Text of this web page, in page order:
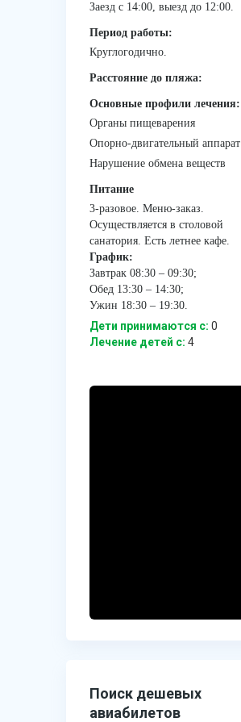
Заезд с 14:00, выезд до 12:00.
Период работы:
Круглогодично.
Расстояние до пляжа:
Основные профили лечения:
Органы пищеварения
Опорно-двигательный аппарат
Нарушение обмена веществ
Питание
3-разовое. Меню-заказ.
Осуществляется в столовой
санатория. Есть летнее кафе.
График:
Завтрак 08:30 – 09:30;
Обед 13:30 – 14:30;
Ужин 18:30 – 19:30.
Дети принимаются с: 0
Лечение детей c: 4
Поиск дешевых
авиабилетов